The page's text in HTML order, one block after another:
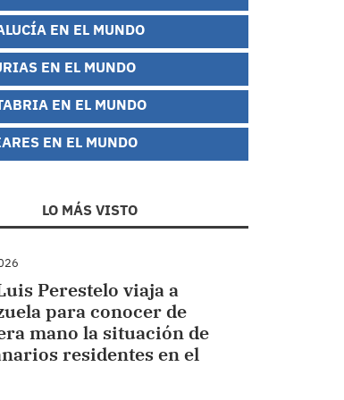
EN EL MUNDO
EN EL MUNDO
EN EL MUNDO
EN EL MUNDO
LO MÁS VISTO
Perestelo viaja a
para conocer de
mano la situación de
residentes en el